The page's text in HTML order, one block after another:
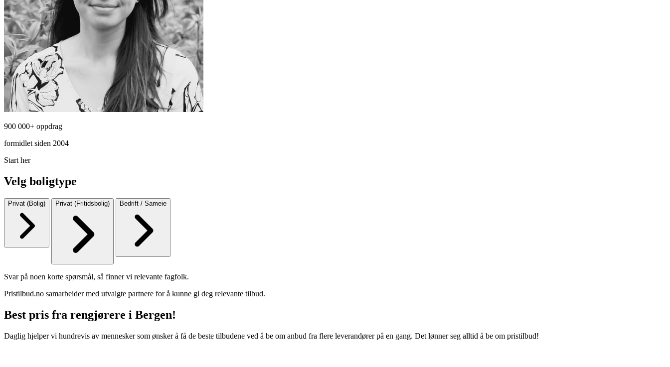
900 000+ oppdrag
formidlet siden 2004
Start her
Velg boligtype
Privat (Bolig) Privat (Fritidsbolig) Bedrift / Sameie
Svar på noen korte spørsmål, så finner vi relevante fagfolk.
Pristilbud.no samarbeider med utvalgte partnere for å kunne gi deg relevante tilbud.
Best pris fra rengjørere i Bergen!
Daglig hjelper vi hundrevis av mennesker som ønsker å få de beste tilbudene ved å be om anbud fra flere leverandører på en gang. Det lønner seg alltid å be om pristilbud!